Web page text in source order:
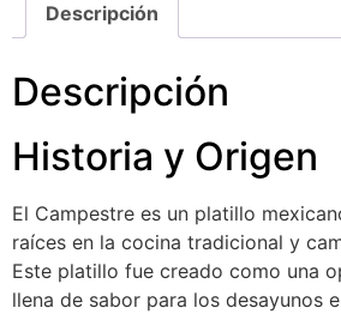
Descripción
Descripción
Historia y Origen
El Campestre es un platillo
raíces en la cocina tradicional y
Este platillo fue creado como una
llena de sabor para los desayunos